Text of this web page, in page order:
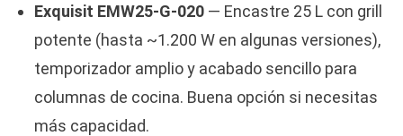
Exquisit EMW25-G-020— Encastre 25 L con grill
potente (hasta ~1.200 W en algunas versiones),
temporizador amplio y acabado sencillo para
columnas de cocina. Buena opción si necesitas
más capacidad.